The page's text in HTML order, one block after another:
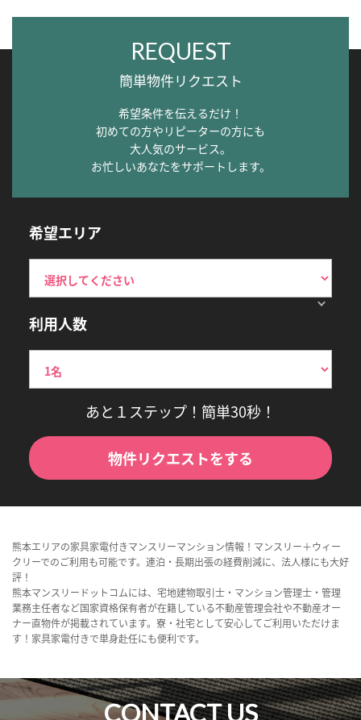
REQUEST
簡単物件リクエスト
希望条件を伝えるだけ！
初めての方やリピーターの方にも
大人気のサービス。
お忙しいあなたをサポートします。
希望エリア
利用人数
あと１ステップ！簡単30秒！
物件リクエストをする
熊本エリアの家具家電付きマンスリーマンション情報！マンスリー＋ウィー
クリーでのご利用も可能です。連泊・長期出張の経費削減に、法人様にも大好
評！
熊本マンスリードットコムには、宅地建物取引士・マンション管理士・管理
業務主任者など国家資格保有者が在籍している不動産管理会社や不動産オー
ナー直物件が掲載されています。寮・社宅として安心してご利用いただけま
す！家具家電付きで単身赴任にも便利です。
CONTACT US